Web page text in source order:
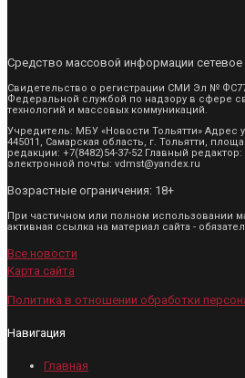
Средство массовой информации сетевое
Свидетельство о регистрации СМИ Эл №
Федеральной службой по надзору в сфере
технологий и массовых коммуникаций.
Учредитель: МБУ «Новости Тольятти» Адрес
445011, Самарская область, г. Тольятти,
редакции: +7(8482)54-37-52 Главный
электронной почты: vdmst@yandex.ru
Возрастные ограничения: 18+
При частичном или полном использовании
активная ссылка на материал сайта -
Все новости
Карта сайта
Политика в отношении обработки
Навигация
Главная